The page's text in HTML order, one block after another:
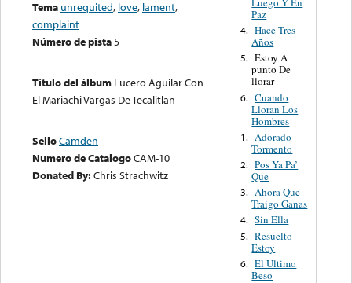
Tema unrequited, love, lament,
complaint
Número de pista5
Título del álbum Lucero Aguilar Con
El Mariachi Vargas De Tecalitlan
SelloCamden
Numero de CatalogoCAM-10
Donated By:Chris Strachwitz
Paz
4. Hace Tres
Años
5. Estoy A
punto De
llorar
6. Cuando
Lloran Los
Hombres
1. Adorado
Tormento
2. Pos Ya Pa’
Que
3. Ahora Que
Traigo Ganas
4. Sin Ella
5. Resuelto
Estoy
6. El Ultimo
Beso